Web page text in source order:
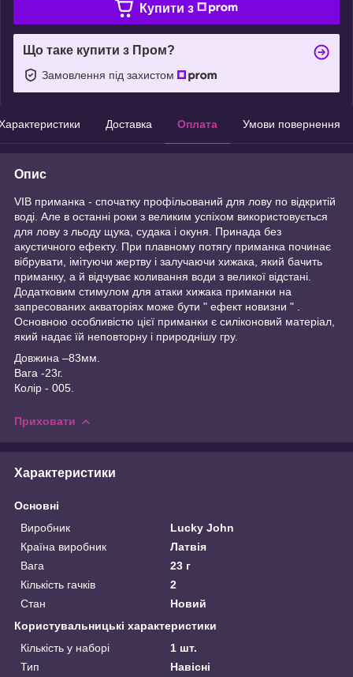
Купити з
Що таке купити з Пром?
Замовлення під захистом
Доставка Оплата Умови повернення
Опис
VIB приманка - спочатку профільований для лову по відкритій
воді. Але в останні роки з великим успіхом використовується
для лову з льоду щука, судака і окуня. Принада без
акустичного ефекту. При плавному потягу приманка починає
вібрувати, імітуючи жертву і залучаючи хижака, який бачить
приманку, а й відчуває коливання води з великої відстані.
Додатковим стимулом для атаки хижака приманки на
запресованих акваторіях може бути " ефект новизни " .
Основною особливістю цієї приманки є силіконовий матеріал,
який надає їй неповторну і природнішу гру.
Довжина –83мм.
Вага -23г.
Колір - 005.
Приховати
Характеристики
Основні
Виробник
Lucky John
Країна виробник
Латвія
Вага
23 г
Кількість гачків
2
Стан
Новий
Користувальницькі характеристики
Кількість у наборі
1 шт.
Тип
Навісні